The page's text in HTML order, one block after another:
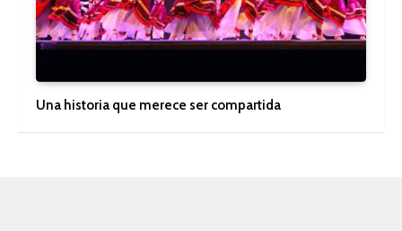
Una historia que merece ser compartida